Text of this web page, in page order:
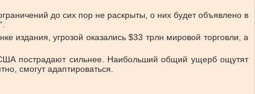
до сих пор не раскрыты, о них будет объявлено в
издания, угрозой оказались $33 трлн мировой торговли, а
пострадают сильнее. Наибольший общий ущерб ощутят
смогут адаптироваться.